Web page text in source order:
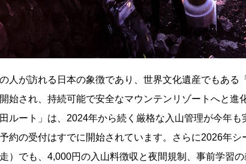
人が訪れる日本の象徴であり、世界文化遺産でもある
始され、持続可能で安全なマウンテンリゾートへと進
ルート」は、2024年から続く厳格な入山管理が今年
約の受付はすでに開始されています。さらに2026年
）でも、4,000円の入山料徴収と夜間規制、事前学習